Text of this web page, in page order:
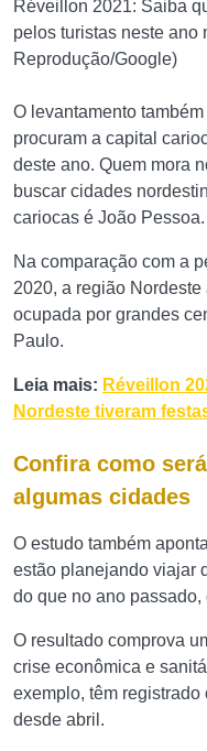
Réveillon 2021: Saiba
pelos turistas neste ano
Reprodução/Google)
O levantamento
procuram a capital
deste ano. Quem mora
buscar cidades
cariocas é João Pessoa.
Na comparação com a
2020, a região
ocupada por grandes
Paulo.
Leia mais: Réveillon
Nordeste tiveram
Confira como
algumas cidades
O estudo também
estão planejando viajar
do que no ano
O resultado comprova
crise econômica e
exemplo, têm
desde abril.